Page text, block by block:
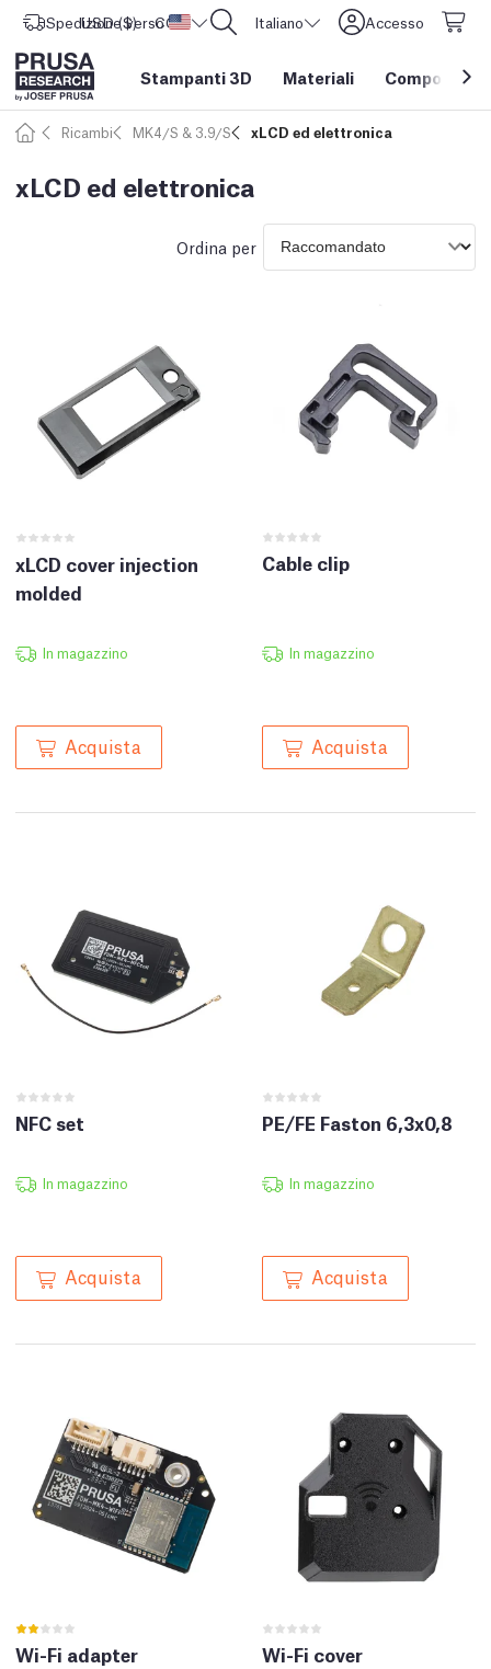
Spedizione verso Stati Uniti d'America
USD ($) CORE One L: Ora disponibile! Italiano Accesso
Stampanti 3D Materiali Componenti
Ricambi MK4/S & 3.9/S xLCD ed elettronica
xLCD ed elettronica
Ordina per
xLCD cover injection
molded
In magazzino
Acquista
Cable clip
In magazzino
Acquista
NFC set
In magazzino
Acquista
PE/FE Faston 6,3x0,8
In magazzino
Acquista
Wi-Fi adapter Wi-Fi cover